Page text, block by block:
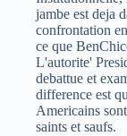
jambe est deja
confrontation
ce que
L'autorite'
debattue et
difference est
Americains
saints et saufs.